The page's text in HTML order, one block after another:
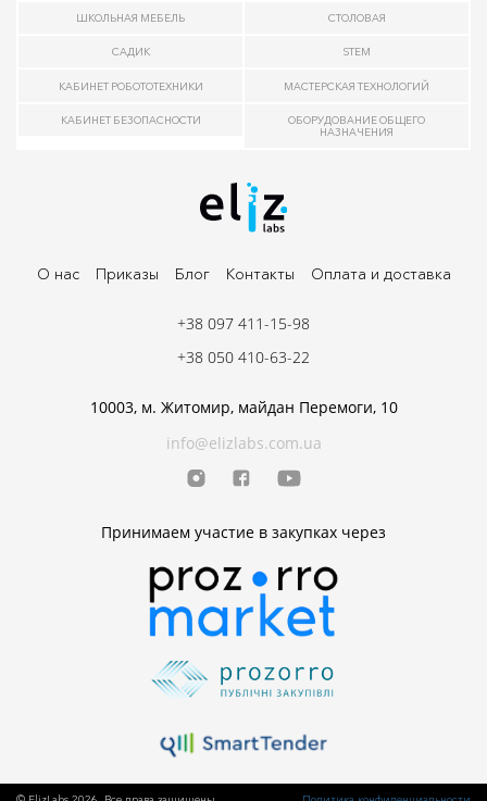
ШКОЛЬНАЯ МЕБЕЛЬ СТОЛОВАЯ
САДИК STEM
КАБИНЕТ РОБОТОТЕХНИКИ МАСТЕРСКАЯ ТЕХНОЛОГИЙ
КАБИНЕТ БЕЗОПАСНОСТИ
ОБОРУДОВАНИЕ ОБЩЕГО
НАЗНАЧЕНИЯ
О нас Приказы Блог Контакты Оплата и доставка
10003, м. Житомир, майдан Перемоги, 10
info@elizlabs.com.ua
Принимаем участие в закупках через
+38 097 411-15-98
+38 050 410-63-22